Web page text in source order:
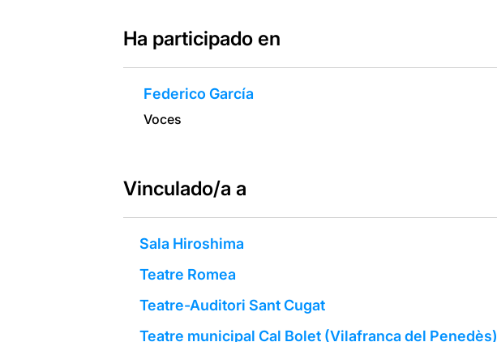
Ha participado en
Federico García
Voces
Vinculado/a a
Sala Hiroshima
Teatre Romea
Teatre-Auditori Sant Cugat
Teatre municipal Cal Bolet (Vilafranca del Penedès)